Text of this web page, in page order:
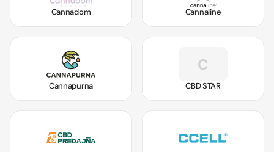
Cannadom Cannaline
Cannapurna
C
CBD STAR